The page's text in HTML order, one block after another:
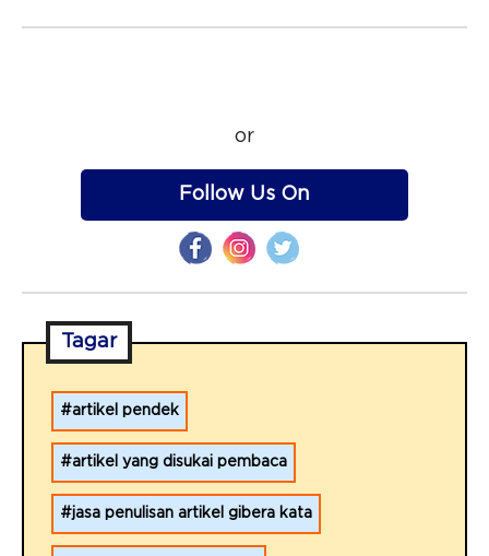
or
Follow Us On
Tagar
artikel pendek
artikel yang disukai pembaca
jasa penulisan artikel gibera kata